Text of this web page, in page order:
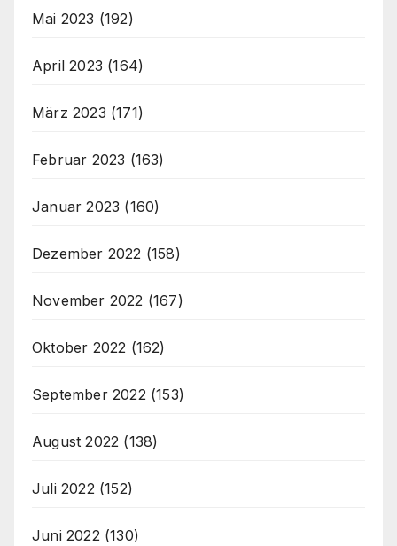
Mai 2023 (192)
April 2023 (164)
März 2023 (171)
Februar 2023 (163)
Januar 2023 (160)
Dezember 2022 (158)
November 2022 (167)
Oktober 2022 (162)
September 2022 (153)
August 2022 (138)
Juli 2022 (152)
Juni 2022 (130)